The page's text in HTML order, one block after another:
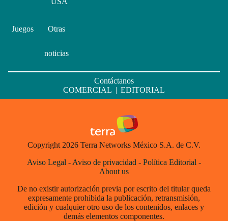
Juegos Otras
noticias
Contáctanos
COMERCIAL | EDITORIAL
Copyright 2026 Terra Networks México S.A. de C.V.
Aviso Legal - Aviso de privacidad - Política Editorial -
About us
De no existir autorización previa por escrito del titular queda
expresamente prohibida la publicación, retransmisión,
edición y cualquier otro uso de los contenidos, enlaces y
demás elementos componentes.